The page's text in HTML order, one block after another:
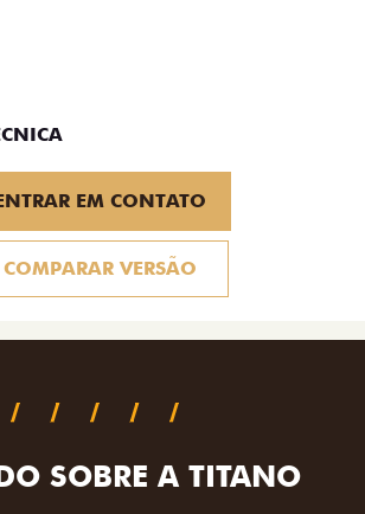
EM CONTATO
COMPARAR VERSÃO
SOBRE A TITANO